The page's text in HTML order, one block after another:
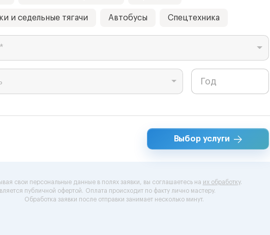
и седельные тягачи Автобусы Спецтехника
Выбор услуги
свои персональные данные в полях заявки, вы соглашаетесь на их обработку.
публичной офертой. Оплата происходит по факту лично мастеру.
Обработка заявки после отправки занимает несколько минут.